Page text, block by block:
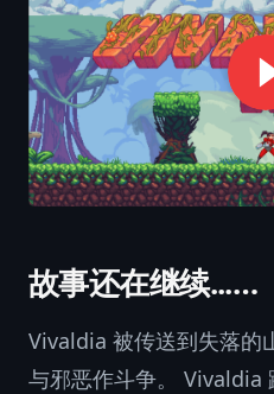
故事还在继续...…
Vivaldia 被传送到失落的
与邪恶作斗争。 Vivaldia